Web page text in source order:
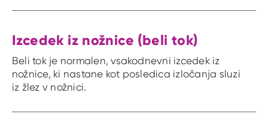
Izcedek iz nožnice (beli tok)
Beli tok je normalen, vsakodnevni izcedek iz
nožnice, ki nastane kot posledica izločanja sluzi
iz žlez v nožnici.